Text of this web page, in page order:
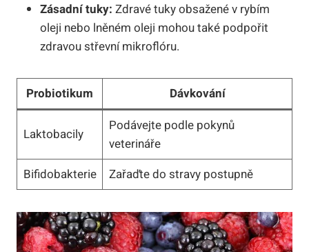
Zásadní tuky: Zdravé tuky obsažené v rybím
oleji nebo lněném oleji mohou také podpořit
zdravou střevní mikroflóru.
Probiotikum Dávkování
Laktobacily
Podávejte podle pokynů
veterináře
Bifidobakterie
Zařaďte do stravy postupně